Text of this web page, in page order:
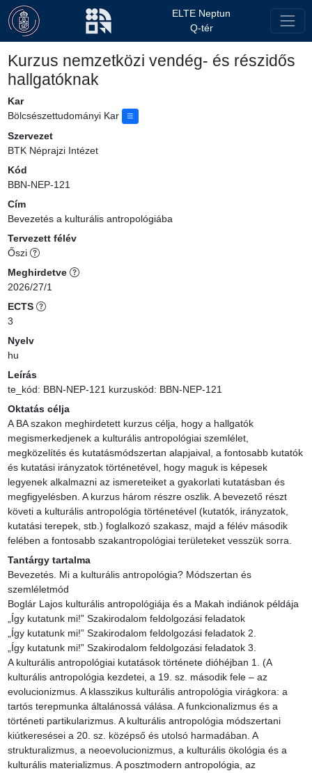
ELTE Neptun
Q-tér
Kurzus nemzetközi vendég- és részidős
hallgatóknak
Kar
Bölcsészettudományi Kar
Szervezet
BTK Néprajzi Intézet
Kód
BBN-NEP-121
Cím
Bevezetés a kulturális antropológiába
Tervezett félév
Őszi
Meghirdetve
2026/27/1
ECTS
3
Nyelv
hu
Leírás
te_kód: BBN-NEP-121 kurzuskód: BBN-NEP-121
Oktatás célja
A BA szakon meghirdetett kurzus célja, hogy a hallgatók
megismerkedjenek a kulturális antropológiai szemlélet,
megközelítés és kutatásmódszertan alapjaival, a fontosabb kutatók
és kutatási irányzatok történetével, hogy maguk is képesek
legyenek alkalmazni az ismereteiket a gyakorlati kutatásban és
megfigyelésben. A kurzus három részre oszlik. A bevezető részt
követi a kulturális antropológia történetével (kutatók, irányzatok,
kutatási terepek, stb.) foglalkozó szakasz, majd a félév második
felében a fontosabb szakantropológiai területeket vesszük sorra.
Tantárgy tartalma
Bevezetés. Mi a kulturális antropológia? Módszertan és
szemléletmód
Boglár Lajos kulturális antropológiája és a Makah indiánok példája
„Így kutatunk mi!” Szakirodalom feldolgozási feladatok
„Így kutatunk mi!” Szakirodalom feldolgozási feladatok 2.
„Így kutatunk mi!” Szakirodalom feldolgozási feladatok 3.
A kulturális antropológiai kutatások története dióhéjban 1. (A
kulturális antropológia kezdetei, a 19. sz. második fele – az
evolucionizmus. A klasszikus kulturális antropológia virágkora: a
tartós terepmunka általánossá válása. A funkcionalizmus és a
történeti partikularizmus. A kulturális antropológia módszertani
kiútkeresései a 20. sz. középső és utolsó harmadában. A
strukturalizmus, a neoevolucionizmus, a kulturális ökológia és a
kulturális materializmus. A posztmodern antropológia, az